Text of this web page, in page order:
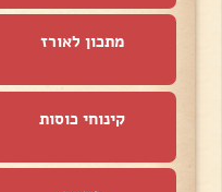
מתכון לאורז
קינוחי כוסות